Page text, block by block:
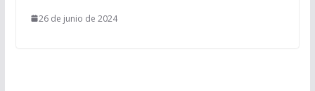
26 de junio de 2024